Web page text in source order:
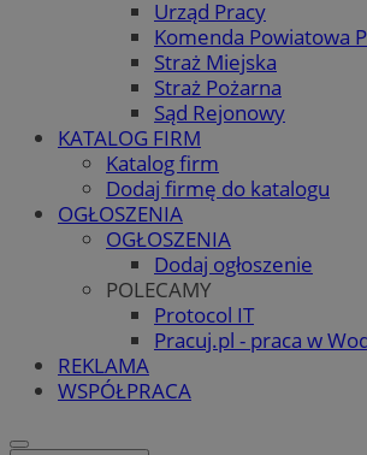
Urząd Pracy
Komenda Powiatowa
Straż Miejska
Straż Pożarna
Sąd Rejonowy
KATALOG FIRM
Katalog firm
Dodaj firmę do katalogu
OGŁOSZENIA
OGŁOSZENIA
Dodaj ogłoszenie
POLECAMY
Protocol IT
Pracuj.pl - praca w
REKLAMA
WSPÓŁPRACA